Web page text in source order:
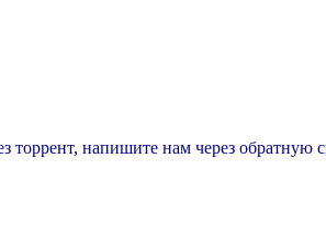
торрент, напишите нам через